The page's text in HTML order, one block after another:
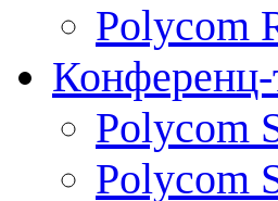
Polycom
Polycom
Polycom